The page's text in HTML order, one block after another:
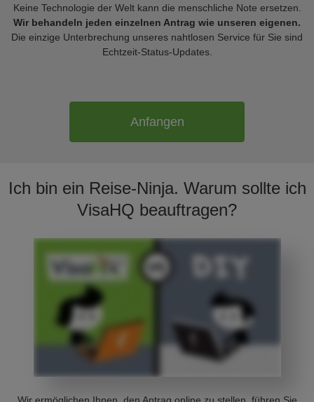
Keine Technologie der Welt kann die menschliche Note ersetzen.
Wir behandeln jeden einzelnen Antrag wie unseren eigenen.
Die einzige Unterbrechung unseres nahtlosen Service für Sie sind
Echtzeit-Status-Updates.
Anfangen
Ich bin ein Reise-Ninja. Warum sollte ich
VisaHQ beauftragen?